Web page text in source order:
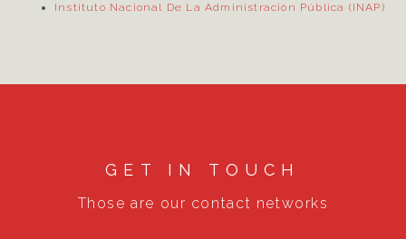
Instituto Nacional De La Administración Pública (INAP)
GET IN TOUCH
Those are our contact networks